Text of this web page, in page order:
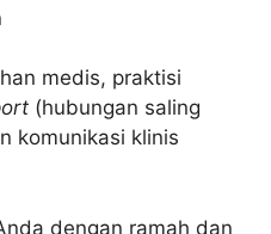
medis, praktisi
(hubungan saling
komunikasi klinis
dengan ramah dan